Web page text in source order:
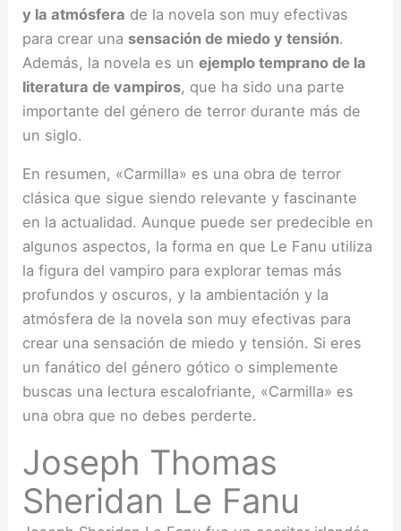
y la atmósfera de la novela son muy efectivas
para crear una sensación de miedo y tensión.
Además, la novela es unejemplo temprano de la
literatura de vampiros, que ha sido una parte
importante del género de terror durante más de
un siglo.
En resumen, «Carmilla» es una obra de terror
clásica que sigue siendo relevante y fascinante
en la actualidad. Aunque puede ser predecible en
algunos aspectos, la forma en que Le Fanu utiliza
la figura del vampiro para explorar temas más
profundos y oscuros, y la ambientación y la
atmósfera de la novela son muy efectivas para
crear una sensación de miedo y tensión. Si eres
un fanático del género gótico o simplemente
buscas una lectura escalofriante, «Carmilla» es
una obra que no debes perderte.
Joseph Thomas
Sheridan Le Fanu